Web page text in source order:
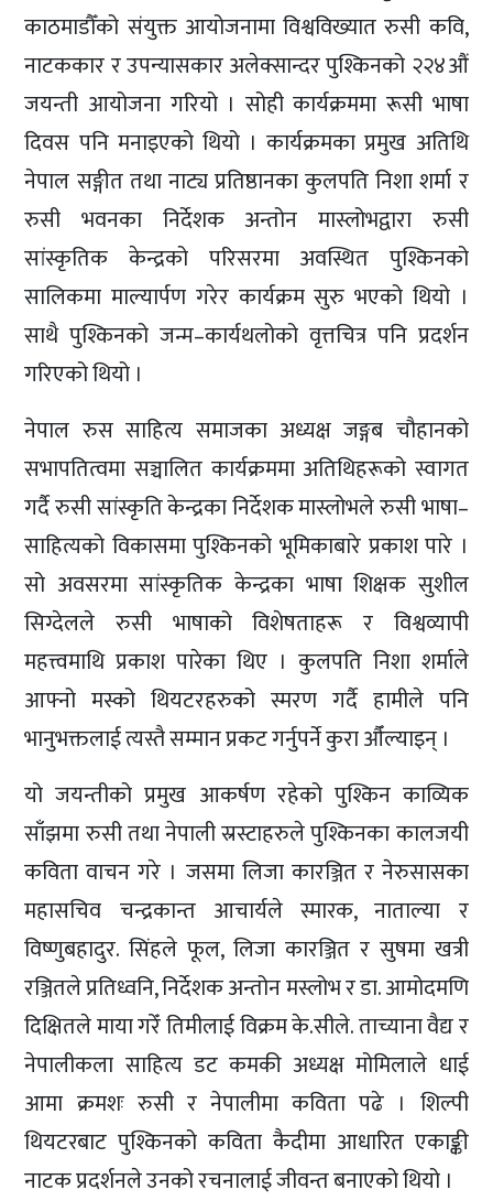
काठमाडौँको संयुक्त आयोजनामा विश्वविख्यात रुसी कवि,
नाटककार र उपन्यासकार अलेक्सान्दर पुश्किनको २२४औं
जयन्ती आयोजना गरियो । सोही कार्यक्रममा रूसी भाषा
दिवस पनि मनाइएको थियो । कार्यक्रमका प्रमुख अतिथि
नेपाल सङ्गीत तथा नाट्य प्रतिष्ठानका कुलपति निशा शर्मा र
रुसी भवनका निर्देशक अन्तोन मास्लोभद्वारा रुसी
सांस्कृतिक केन्द्रको परिसरमा अवस्थित पुश्किनको
सालिकमा माल्यार्पण गरेर कार्यक्रम सुरु भएको थियो ।
साथै पुश्किनको जन्म–कार्यथलोको वृत्तचित्र पनि प्रदर्शन
गरिएको थियो ।
नेपाल रुस साहित्य समाजका अध्यक्ष जङ्गब चौहानको
सभापतित्वमा सञ्चालित कार्यक्रममा अतिथिहरूको स्वागत
गर्दै रुसी सांस्कृति केन्द्रका निर्देशक मास्लोभले रुसी भाषा–
साहित्यको विकासमा पुश्किनको भूमिकाबारे प्रकाश पारे ।
सो अवसरमा सांस्कृतिक केन्द्रका भाषा शिक्षक सुशील
सिग्देलले रुसी भाषाको विशेषताहरू र विश्वव्यापी
महत्त्वमाथि प्रकाश पारेका थिए । कुलपति निशा शर्माले
आफ्नो मस्को थियटरहरुको स्मरण गर्दै हामीले पनि
भानुभक्तलाई त्यस्तै सम्मान प्रकट गर्नुपर्ने कुरा औँल्याइन् ।
यो जयन्तीको प्रमुख आकर्षण रहेको पुश्किन काव्यिक
साँझमा रुसी तथा नेपाली स्रस्टाहरुले पुश्किनका कालजयी
कविता वाचन गरे । जसमा लिजा कारञ्जित र नेरुसासका
महासचिव चन्द्रकान्त आचार्यले स्मारक, नाताल्या र
विष्णुबहादुर. सिंहले फूल, लिजा कारञ्जित र सुषमा खत्री
रञ्जितले प्रतिध्वनि, निर्देशक अन्तोन मस्लोभ र डा. आमोदमणि
दिक्षितले माया गरेँ तिमीलाई विक्रम के.सीले. ताच्याना वैद्य र
नेपालीकला साहित्य डट कमकी अध्यक्ष मोमिलाले धाई
आमा क्रमशः रुसी र नेपालीमा कविता पढे । शिल्पी
थियटरबाट पुश्किनको कविता कैदीमा आधारित एकाङ्की
नाटक प्रदर्शनले उनको रचनालाई जीवन्त बनाएको थियो ।